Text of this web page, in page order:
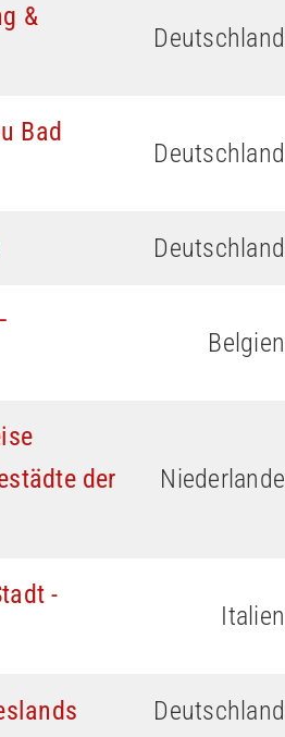
Deutschland
&
Deutschland
Bad
Deutschland
Belgien
Niederlande
der
Italien
-
Deutschland